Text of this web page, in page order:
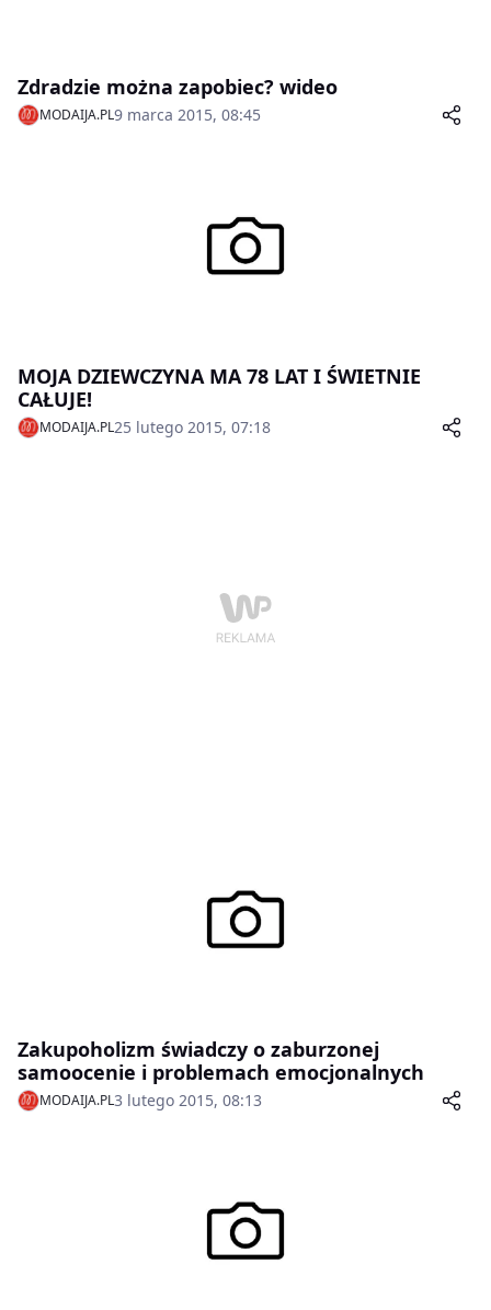
Zdradzie można zapobiec? wideo
MODAIJA.PL9 marca 2015, 08:45
MOJA DZIEWCZYNA MA 78 LAT I ŚWIETNIE
CAŁUJE!
MODAIJA.PL25 lutego 2015, 07:18
Zakupoholizm świadczy o zaburzonej
samoocenie i problemach emocjonalnych
MODAIJA.PL3 lutego 2015, 08:13